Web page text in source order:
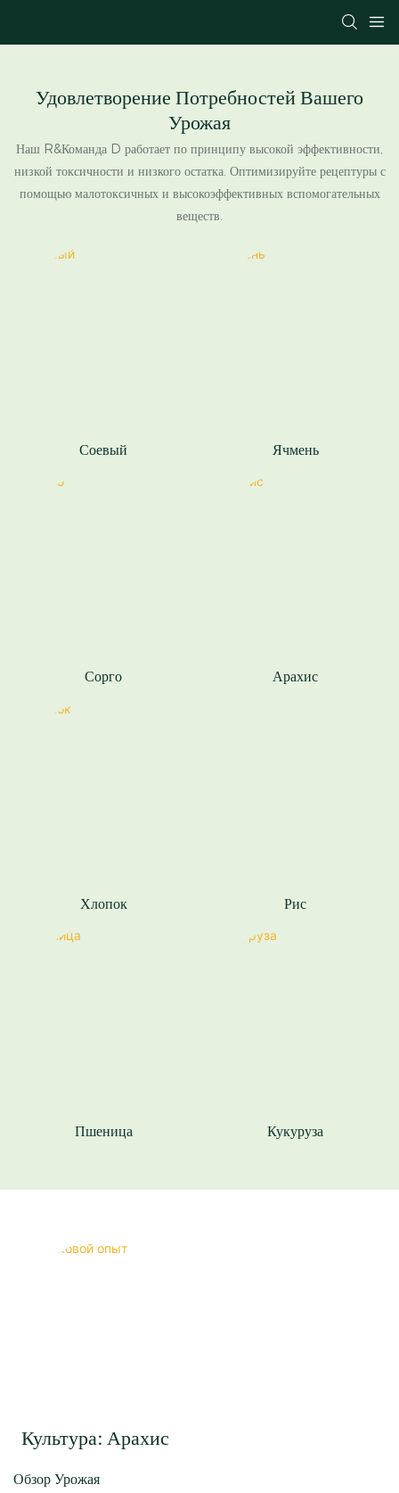
Удовлетворение Потребностей Вашего
Урожая
Наш R&Команда D работает по принципу высокой эффективности,
низкой токсичности и низкого остатка. Оптимизируйте рецептуры с
помощью малотоксичных и высокоэффективных вспомогательных
веществ.
Соевый Ячмень
Сорго Арахис
Хлопок Рис
Пшеница Кукуруза
Культура: Арахис
Обзор Урожая